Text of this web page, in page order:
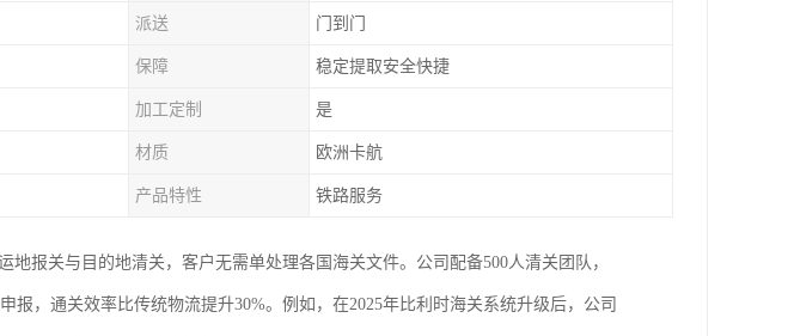
派送 门到门
保障 稳定提取安全快捷
加工定制 是
材质 欧洲卡航
产品特性 铁路服务
地报关与目的地清关，客户无需单处理各国海关文件。公司配备500人清关团队，
报，通关效率比传统物流提升30%。例如，在2025年比利时海关系统升级后，公司